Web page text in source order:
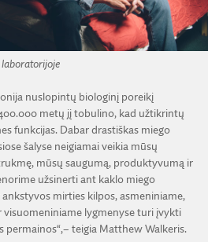
nuslopintų biologinį poreikį
metų jį tobulino, kad užtikrintų
funkcijas. Dabar drastiškas miego
šalyse neigiamai veikia mūsų
mūsų saugumą, produktyvumą ir
užsinerti ant kaklo miego
mirties kilpos, asmeniniame,
visuomeniniame lygmenyse turi įvykti
permainos“,– teigia Matthew Walkeris.